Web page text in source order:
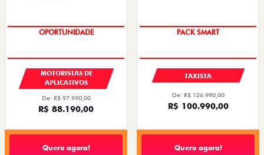
OPORTUNIDADE
MOTORISTAS DE
APLICATIVOS
De: R$ 97.990,00
R$ 88.190,00
Quero agora!
PACK SMART
TAXISTA
De: R$ 126.990,00
R$ 100.990,00
Quero agora!